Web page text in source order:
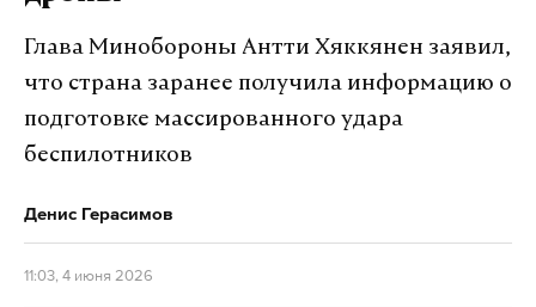
подчеркнул, что попытаться положить конец
конфликту важно, так как «военного решения
Рубио также заявил, что поддержка Украины со
несмотря на конфликт на Ближнем Востоке. При
Глава Минобороны Антти Хяккянен заявил,
что страна заранее получила информацию о
подготовке массированного удара
беспилотников
Денис Герасимов
11:03, 4 июня 2026